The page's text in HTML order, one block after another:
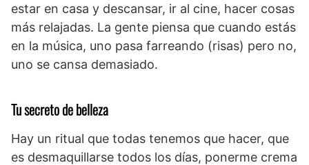
estar en casa y descansar, ir al cine, hacer cosas
más relajadas. La gente piensa que cuando estás
en la música, uno pasa farreando (risas) pero no,
uno se cansa demasiado.
Tu secreto de belleza
Hay un ritual que todas tenemos que hacer, que
es desmaquillarse todos los días, ponerme crema